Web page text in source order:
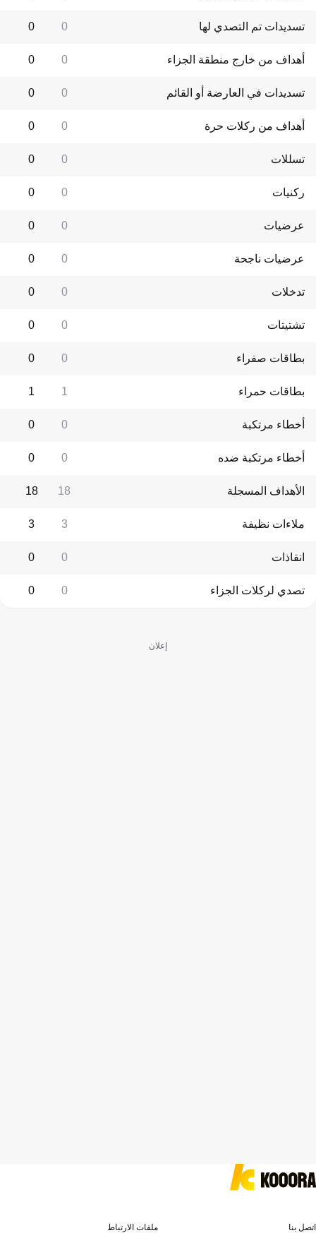
تسديدات تم التصدي لها 0
0
أهداف من خارج منطقة الجزاء 0
0
تسديدات في العارضة أو القائم 0
0
أهداف من ركلات حرة 0
0
تسللات 0
0
ركنيات 0
0
عرضيات 0
0
عرضيات ناجحة 0
0
تدخلات 0
0
تشتيتات 0
0
بطاقات صفراء 0
0
بطاقات حمراء 1
1
أخطاء مرتكبة 0
0
أخطاء مرتكبة ضده 0
0
الأهداف المسجلة 18
18
ملاءات نظيفة 3
3
انقاذات 0
0
تصدي لركلات الجزاء 0
0
إعلان
اتصل بنا ملفات الارتباط